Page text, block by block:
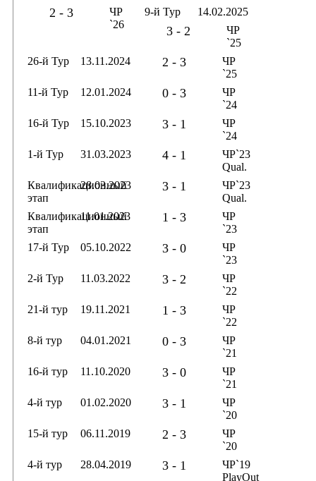
2 - 3
ЧР
`26
9-й Тур 14.02.2025
3 - 2
ЧР
`25
26-й Тур
13.11.2024 2 - 3
ЧР
`25
11-й Тур
12.01.2024 0 - 3
ЧР
`24
16-й Тур
15.10.2023 3 - 1
ЧР
`24
1-й Тур
31.03.2023 4 - 1
ЧР`23
Qual.
Квалификационный
этап
28.03.2023 3 - 1
ЧР`23
Qual.
Квалификационный
этап
11.01.2023 1 - 3
ЧР
`23
17-й Тур
05.10.2022 3 - 0
ЧР
`23
2-й Тур
11.03.2022 3 - 2
ЧР
`22
21-й тур
19.11.2021 1 - 3
ЧР
`22
8-й тур
04.01.2021 0 - 3
ЧР
`21
16-й тур
11.10.2020 3 - 0
ЧР
`21
4-й тур
01.02.2020 3 - 1
ЧР
`20
15-й тур
06.11.2019 2 - 3
ЧР
`20
4-й тур
28.04.2019 3 - 1
ЧР`19
PlayOut